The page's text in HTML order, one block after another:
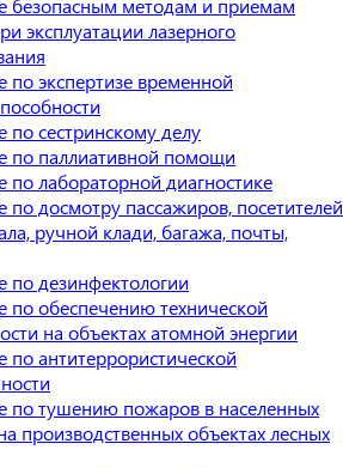
безопасным методам и приемам
эксплуатации лазерного
по экспертизе временной
по сестринскому делу
по паллиативной помощи
по лабораторной диагностике
по досмотру пассажиров, посетителей
ручной клади, багажа, почты,
по дезинфектологии
по обеспечению технической
на объектах атомной энергии
по антитеррористической
по тушению пожаров в населенных
производственных объектах лесных